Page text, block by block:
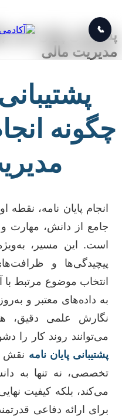
📞
پشتیبانی پایان
مدیریت مالی
چگونه
انجام پایان نامه،
جامع از دانش، مهارت
است. این مسیر،
پیچیدگی‌ها و
انتخاب موضوع مرتبط با
به داده‌های معتبر و
نگارش علمی دقیق،
می‌توانند روند کار را
پشتیبانی پایان نامه نقش
تخصصی، نه تنها به
می‌کند، بلکه کیفیت
برای ارائه دفاعی